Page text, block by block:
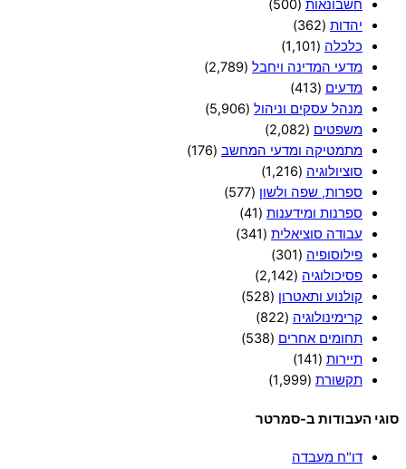
חשבונאות (500)
יהדות (362)
כלכלה (1,101)
מדעי המדינה ויחבל (2,789)
מדעים (413)
מנהל עסקים וניהול (5,906)
משפטים (2,082)
מתמטיקה ומדעי המחשב (176)
סוציולוגיה (1,216)
ספרות, שפה ולשון (577)
ספרנות ומידענות (41)
עבודה סוציאלית (341)
פילוסופיה (301)
פסיכולוגיה (2,142)
קולנוע ותאטרון (528)
קרימינולוגיה (822)
תחומים אחרים (538)
תיירות (141)
תקשורת (1,999)
סוגי העבודות ב-סמרטר
דו"ח מעבדה